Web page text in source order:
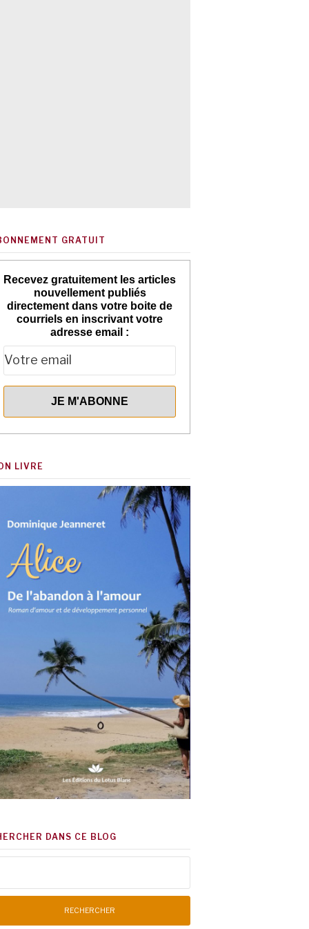
GRATUIT
Recevez gratuitement les articles
nouvellement publiés
directement dans votre boite de
courriels en inscrivant votre
adresse email :
LIVRE
DANS CE BLOG